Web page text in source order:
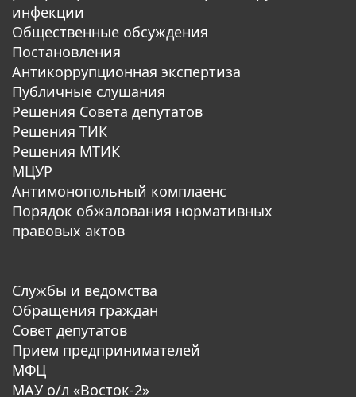
инфекции
Общественные обсуждения
Постановления
Антикоррупционная экспертиза
Публичные слушания
Решения Совета депутатов
Решения ТИК
Решения МТИК
МЦУР
Антимонопольный комплаенс
Порядок обжалования нормативных
правовых актов
Службы и ведомства
Обращения граждан
Совет депутатов
Прием предпринимателей
МФЦ
МАУ о/л «Восток-2»